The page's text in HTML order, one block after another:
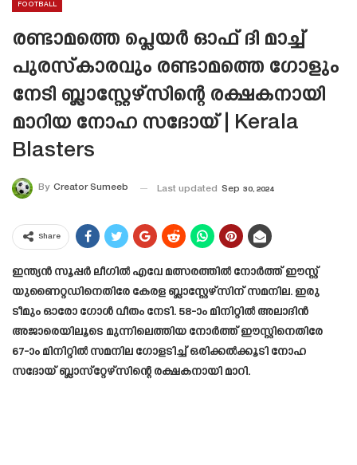
FOOTBALL
രണ്ടാമത്തെ പ്ലെയർ ഓഫ് ദി മാച്ച്
പുരസ്കാരവും രണ്ടാമത്തെ ഗോളും
നേടി ബ്ലാസ്റ്റേഴ്സിന്റെ രക്ഷകനായി
മാറിയ നോഹ സദോയ് | Kerala
Blasters
By Creator Sumeeb Last updated Sep 30, 2024
Share
ഇന്ത്യന്‍ സൂപ്പര്‍ ലീഗില്‍ എവേ മത്സരത്തില്‍ നോര്‍ത്ത് ഈസ്റ്റ്
യുണൈറ്റഡിനെതിരേ കേരള ബ്ലാസ്റ്റേഴ്‌സിന് സമനില. ഇരു
ടീമും ഓരോ ഗോള്‍ വീതം നേടി. 58-ാം മിനിറ്റില്‍ അലാദിന്‍
അജാരെയിലൂടെ മുന്നിലെത്തിയ നോര്‍ത്ത് ഈസ്റ്റിനെതിരേ
67-ാം മിനിറ്റില്‍ സമനില ഗോളടിച്ച് ഒരിക്കല്‍ക്കൂടി നോഹ
സദോയ് ബ്ലാസ്‌റ്റേഴ്‌സിന്റെ രക്ഷകനായി മാറി.